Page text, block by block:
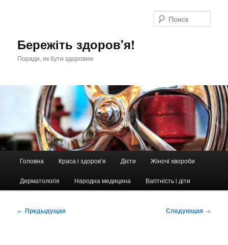
Бережіть здоров'я!
Поради, як бути здоровим
Головна Краса і здоров’я Дієти Жіночі хвороби
Дерматологія Народна медицина Вагітність і діти
Навигация
← Предыдущая Следующая →